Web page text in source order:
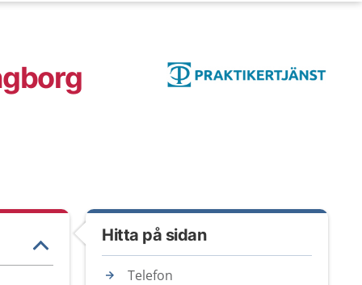
Hitta på sidan
Telefon